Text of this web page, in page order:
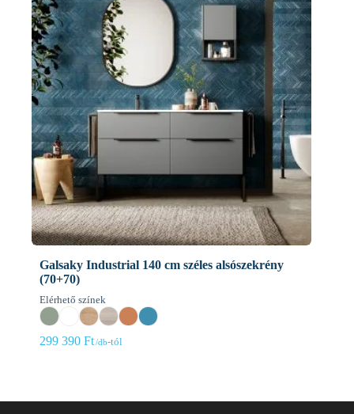
Galsaky Industrial 140 cm széles alsószekrény
(70+70)
Elérhető színek
299 390 Ft -tól